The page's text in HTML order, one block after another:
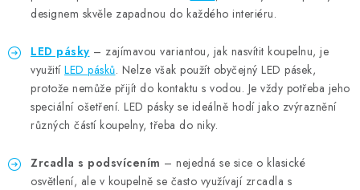
designem skvěle zapadnou do každého interiéru.
LED pásky – zajímavou variantou, jak nasvítit koupelnu, je
využití LED pásků. Nelze však použít obyčejný LED pásek,
protože nemůže přijít do kontaktu s vodou. Je vždy potřeba jeho
speciální ošetření. LED pásky se ideálně hodí jako zvýraznění
různých částí koupelny, třeba do niky.
Zrcadla s podsvícením – nejedná se sice o klasické
osvětlení, ale v koupelně se často využívají zrcadla s